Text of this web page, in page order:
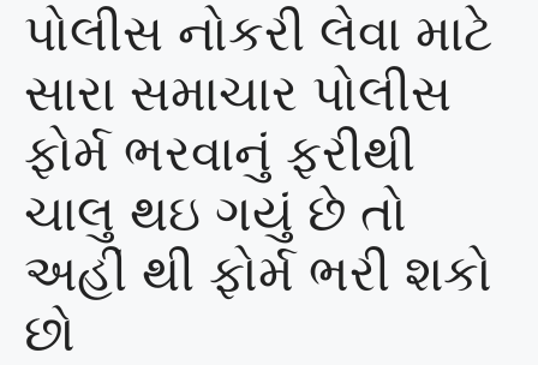
પોલીસ નોકરી લેવા માટે
સારા સમાચાર પોલીસ
ફોર્મ ભરવાનું ફરીથી
ચાલુ થઇ ગયું છે તો
અહીં થી ફોર્મ ભરી શકો
છો